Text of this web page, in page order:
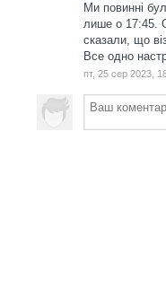
Ми повинні
лише о 17:45.
сказали, що
Все одно
пт, 25 сер 2023,